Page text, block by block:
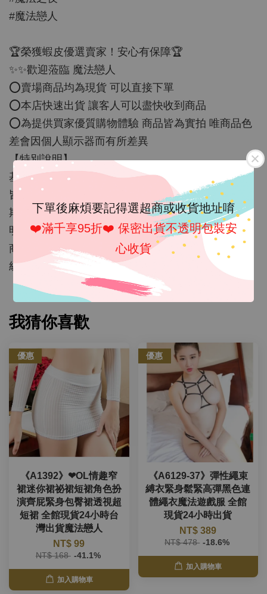
下單後麻煩要記得選超商或收貨地址唷
❤️滿千享95折❤️ 保密出貨不透明包裝安
心收貨
#魔法戀人
🏆榮獲蝦皮優選賣家！安心有保障🏆
✨✨歡迎蒞臨 魔法戀人
⭕️賣場商品均為現貨 可以直接下單
⭕️本店快速出貨 讓客人可以盡快收到商品
⭕️為提供買家優質購物體驗 商品皆為實拍 唯商品色
差會因個人顯示器而有所差異
【特別說明】
基於保障消費者衛生，情趣內衣、內褲、以及配件..
皆屬於個人貼身衛生用品，不適用消保法 7天鑑賞
期..除商品 本身瑕疵外，商品在拆封前請詳讀特別說
明，一經拆封後..恕不退換.......
商品若是情趣商品皆以為主，材質絕對不會是特高
級，請勿以超高級標準來評比....
我猜你喜歡
優惠
《A1392》❤OL情趣窄
裙迷你裙祕裙短裙角色扮
演齊屁緊身包臀裙透視超
短裙 全館現貨24小時台
灣出貨魔法戀人
NT$ 99
NT$ 168 -41.1%
加入購物車
優惠
《A6129-37》彈性繩束
縛衣緊身鬆緊高彈黑色連
體繩衣魔法遊戲服 全館
現貨24小時出貨
NT$ 389
NT$ 478 -18.6%
加入購物車